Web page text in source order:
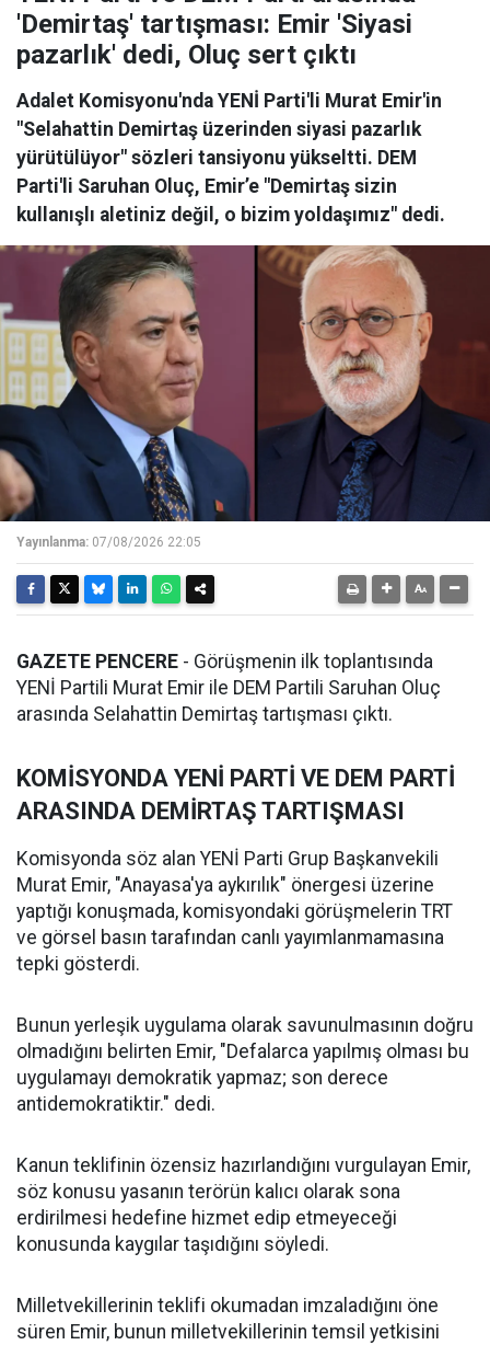
'Demirtaş' tartışması: Emir 'Siyasi
pazarlık' dedi, Oluç sert çıktı
Adalet Komisyonu'nda YENİ Parti'li Murat Emir'in
"Selahattin Demirtaş üzerinden siyasi pazarlık
yürütülüyor" sözleri tansiyonu yükseltti. DEM
Parti'li Saruhan Oluç, Emir’e "Demirtaş sizin
kullanışlı aletiniz değil, o bizim yoldaşımız" dedi.
Yayınlanma: 07/08/2026 22:05
GAZETE PENCERE - Görüşmenin ilk toplantısında
YENİ Partili Murat Emir ile DEM Partili Saruhan Oluç
arasında Selahattin Demirtaş tartışması çıktı.
KOMİSYONDA YENİ PARTİ VE DEM PARTİ
ARASINDA DEMİRTAŞ TARTIŞMASI
Komisyonda söz alan YENİ Parti Grup Başkanvekili
Murat Emir, "Anayasa'ya aykırılık" önergesi üzerine
yaptığı konuşmada, komisyondaki görüşmelerin TRT
ve görsel basın tarafından canlı yayımlanmamasına
tepki gösterdi.
Bunun yerleşik uygulama olarak savunulmasının doğru
olmadığını belirten Emir, "Defalarca yapılmış olması bu
uygulamayı demokratik yapmaz; son derece
antidemokratiktir." dedi.
Kanun teklifinin özensiz hazırlandığını vurgulayan Emir,
söz konusu yasanın terörün kalıcı olarak sona
erdirilmesi hedefine hizmet edip etmeyeceği
konusunda kaygılar taşıdığını söyledi.
Milletvekillerinin teklifi okumadan imzaladığını öne
süren Emir, bunun milletvekillerinin temsil yetkisini